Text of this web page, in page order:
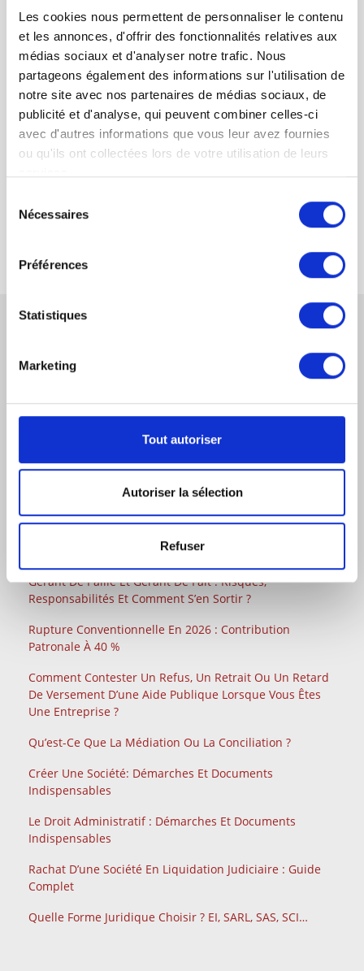
Les cookies nous permettent de personnaliser le contenu
et les annonces, d'offrir des fonctionnalités relatives aux
médias sociaux et d'analyser notre trafic. Nous
partageons également des informations sur l'utilisation de
notre site avec nos partenaires de médias sociaux, de
publicité et d'analyse, qui peuvent combiner celles-ci
avec d'autres informations que vous leur avez fournies
ou qu'ils ont collectées lors de votre utilisation de leurs
Nécessaires
Préférences
Statistiques
Marketing
Tout autoriser
Autoriser la sélection
Refuser
You must belogged into post a comment.
Délit de travail dissimulé par dissimulation d’activité
DERNIERS ARTICLES JURIDIQUES
Saisie Des Fonds Par L’AGRASC
Procédure Simplifiée De Recouvrement
Gérant De Paille Et Gérant De Fait : Risques,
Responsabilités Et Comment S’en Sortir ?
Rupture Conventionnelle En 2026 : Contribution
Patronale À 40 %
Comment Contester Un Refus, Un Retrait Ou Un Retard
De Versement D’une Aide Publique Lorsque Vous Êtes
Une Entreprise ?
Qu’est-Ce Que La Médiation Ou La Conciliation ?
Créer Une Société: Démarches Et Documents
Indispensables
Le Droit Administratif : Démarches Et Documents
Indispensables
Rachat D’une Société En Liquidation Judiciaire : Guide
Complet
Quelle Forme Juridique Choisir ? EI, SARL, SAS, SCI…